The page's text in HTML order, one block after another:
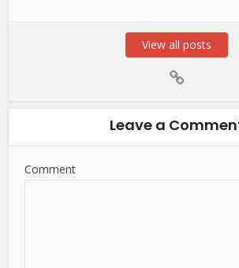
View all posts
Leave a
Comment